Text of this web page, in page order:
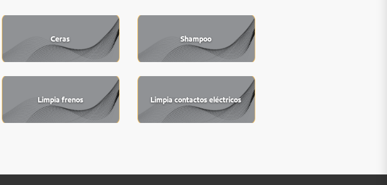
Ceras Shampoo
Limpia frenos Limpia contactos eléctricos